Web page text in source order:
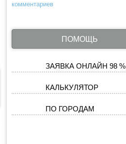
комментариев
ПОМОЩЬ
ЗАЯВКА ОНЛАЙН 98 %
КАЛЬКУЛЯТОР
ПО ГОРОДАМ